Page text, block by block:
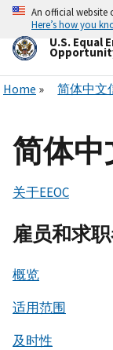
内
容
An official website
Here’s how you
U.S. Equal
Home 简体中文
简体
关于EEOC
雇员和求
概览
适用范围
及时性